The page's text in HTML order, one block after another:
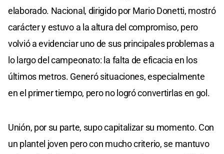
elaborado. Nacional, dirigido por Mario Donetti, mostró
carácter y estuvo a la altura del compromiso, pero
volvió a evidenciar uno de sus principales problemas a
lo largo del campeonato: la falta de eficacia en los
últimos metros. Generó situaciones, especialmente
en el primer tiempo, pero no logró convertirlas en gol.
Unión, por su parte, supo capitalizar su momento. Con
un plantel joven pero con mucho criterio, se mantuvo